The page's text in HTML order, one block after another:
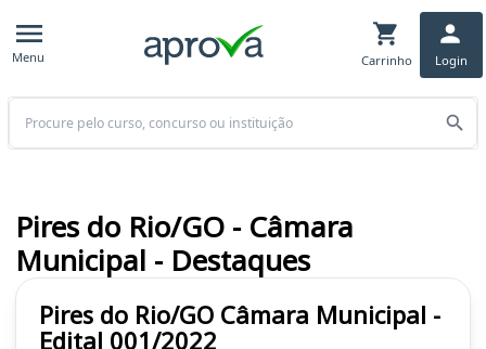
Menu Carrinho Login
Buscar
Pires do Rio/GO Câmara Municipal -
Edital 001/2022
Pires do Rio/GO - Câmara
Municipal - Destaques